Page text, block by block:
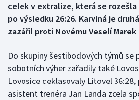
Dostihy
Florbal
Futsal
Golf
celek v extralize, která se rozešla
po výsledku 26:26. Karviná je
zazářil proti Novému Veselí Marek
Do skupiny šestibodových týmů se
sobotních výher zařadily také
Lovosice deklasovaly Litovel 36:28,
asistent trenéra Jan Landa zcela